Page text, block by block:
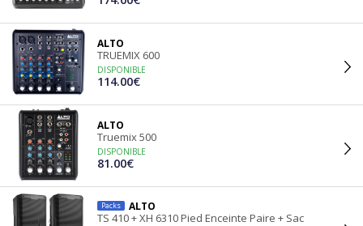
ALTO
TRUEMIX 600
DISPONIBLE
114.00€
ALTO
Truemix 500
DISPONIBLE
81.00€
Packs ALTO
TS 410 + XH 6310 Pied Enceinte Paire + Sac